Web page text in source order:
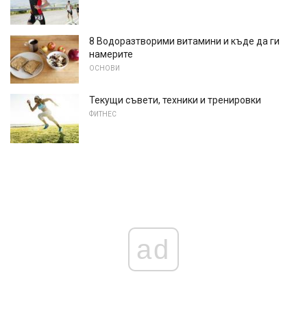
8 Водоразтворими витамини и къде да ги
намерите
ОСНОВИ
Текущи съвети, техники и тренировки
ФИТНЕС
ad